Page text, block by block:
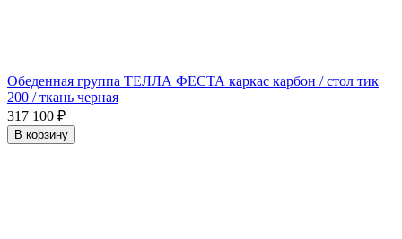
Обеденная группа ТЕЛЛА ФЕСТА каркас карбон / стол тик
200 / ткань черная
317 100 ₽
В корзину